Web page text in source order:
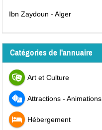
Ibn Zaydoun - Alger
Catégories de l'annuaire
Art et Culture
Attractions - Animations
Hébergement